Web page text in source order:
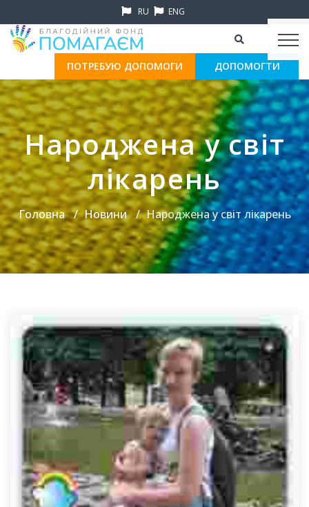
RU ENG
ПОТРЕБУЮ ДОПОМОГИ ДОПОМОГТИ
Народжена у світ
лікарень
Головна Новини Народжена у світ лікарень